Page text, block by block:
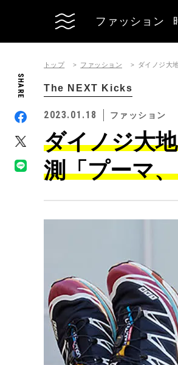
ファッション
SHARE
トップ ファッション ダイノジ大
The NEXT Kicks
2023.01.18 ファッション
ダイノジ大
測「プーマ